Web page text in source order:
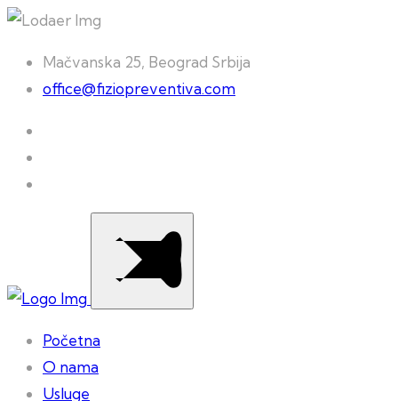
Mačvanska 25, Beograd Srbija
office@fiziopreventiva.com
Početna
O nama
Usluge